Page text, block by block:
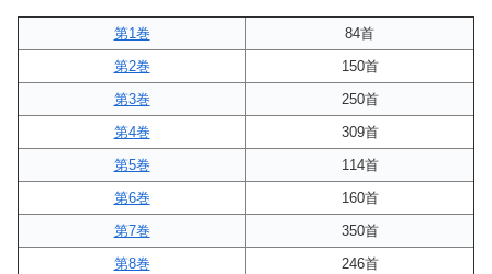
第1巻
84首
第2巻
150首
第3巻
250首
第4巻
309首
第5巻
114首
第6巻
160首
第7巻
350首
第8巻
246首